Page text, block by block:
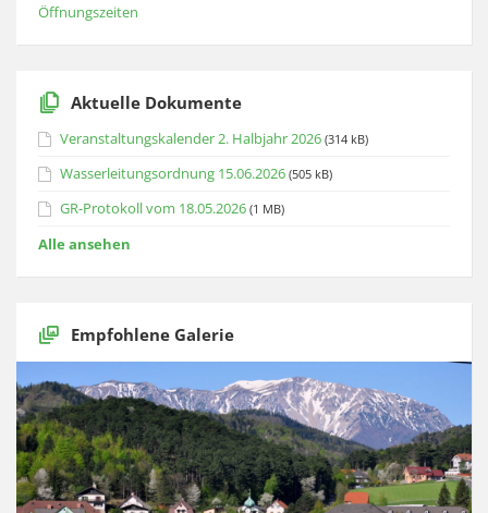
Öffnungszeiten
Aktuelle Dokumente
Veranstaltungskalender 2. Halbjahr 2026 (314 kB)
Wasserleitungsordnung 15.06.2026 (505 kB)
GR-Protokoll vom 18.05.2026 (1 MB)
Alle ansehen
Empfohlene Galerie